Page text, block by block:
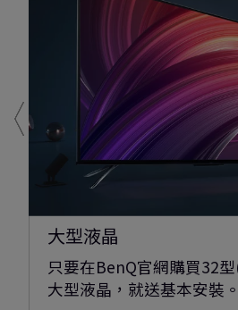
大型液晶
只要在BenQ官網購買32
大型液晶，就送基本安裝